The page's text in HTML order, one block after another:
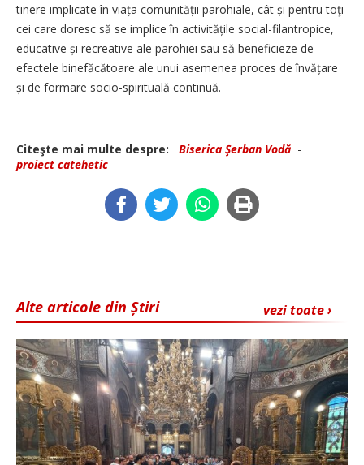
tinere implicate în viața comunității parohiale, cât și pentru toţi
cei care doresc să se implice în activitățile social-filantropice,
educative și recreative ale parohiei sau să beneficieze de
efectele binefăcătoare ale unui asemenea proces de învățare
și de formare socio-spirituală continuă.
Citeşte mai multe despre: Biserica Şerban Vodă -
proiect catehetic
vezi toate ›
Alte articole din Știri